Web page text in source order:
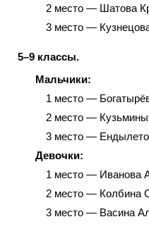
2 место — Шатова
3 место —
5–9 классы.
Мальчики:
1 место —
2 место —
3 место —
Девочки:
1 место — Иванова
2 место — Колбина
3 место — Васина